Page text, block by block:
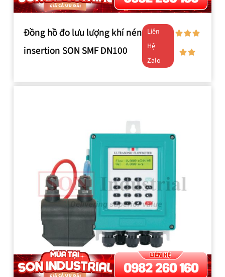
Đồng hồ đo lưu lượng khí nén
insertion SON SMF DN100
Liên
Hệ
Zalo